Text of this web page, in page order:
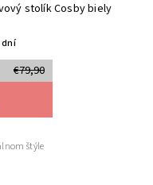
stolík Cosby biely
€79,90
štýle